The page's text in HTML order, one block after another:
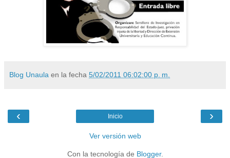
Blog Unaula en la fecha 5/02/2011 06:02:00 p. m.
‹ ›
Inicio
Ver versión web
Con la tecnología de Blogger.